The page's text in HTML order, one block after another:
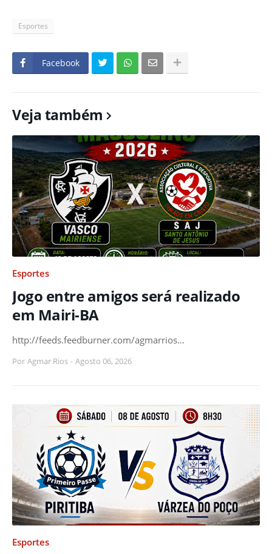
Esportes
Facebook
Veja também
Esportes
Jogo entre amigos será realizado
em Mairi-BA
http://feeds.feedburner.com/agmarrios…
Por Agmar Rios - Agosto 06, 2026
Esportes